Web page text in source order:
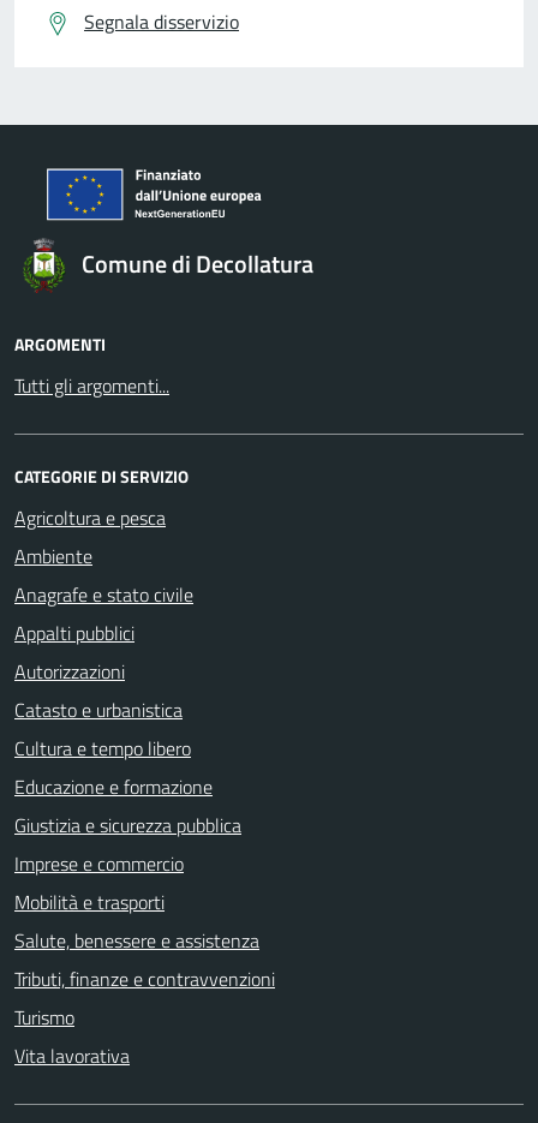
Segnala disservizio
Comune di Decollatura
ARGOMENTI
Tutti gli argomenti...
CATEGORIE DI SERVIZIO
Agricoltura e pesca
Ambiente
Anagrafe e stato civile
Appalti pubblici
Autorizzazioni
Catasto e urbanistica
Cultura e tempo libero
Educazione e formazione
Giustizia e sicurezza pubblica
Imprese e commercio
Mobilità e trasporti
Salute, benessere e assistenza
Tributi, finanze e contravvenzioni
Turismo
Vita lavorativa